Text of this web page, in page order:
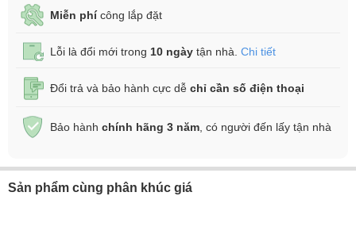
Miễn phícông lắp đặt
Lỗi là đổi mới trong 10 ngày tận nhà. Chi tiết
Đổi trả và bảo hành cực dễ chỉ cần số điện thoại
Bảo hành chính hãng 3 năm , có người đến lấy tận nhà
Sản phẩm cùng phân khúc giá